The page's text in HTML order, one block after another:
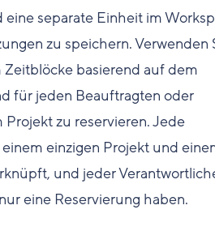
eine separate Einheit im
zu speichern. Verwenden
Zeitblöcke basierend auf dem
für jeden Beauftragten oder
Projekt zu reservieren. Jede
einzigen Projekt und
und jeder
eine Reservierung haben.